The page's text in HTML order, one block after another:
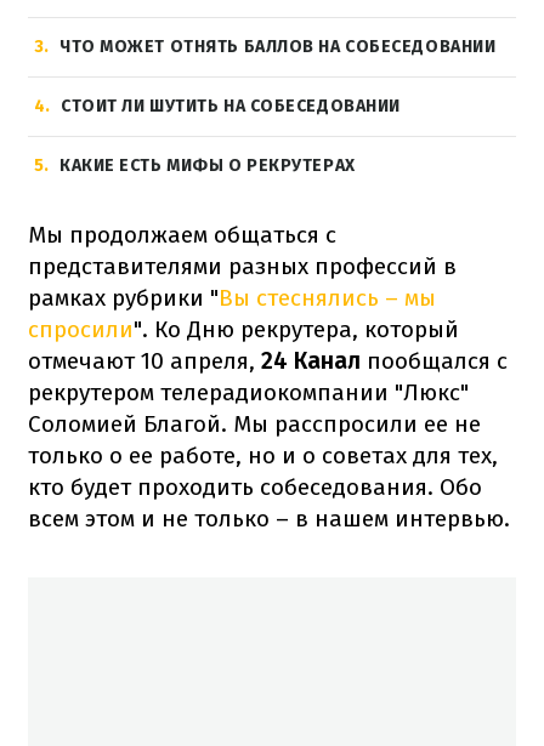
3 ЧТО МОЖЕТ ОТНЯТЬ БАЛЛОВ НА СОБЕСЕДОВАНИИ
4 СТОИТ ЛИ ШУТИТЬ НА СОБЕСЕДОВАНИИ
5 КАКИЕ ЕСТЬ МИФЫ О РЕКРУТЕРАХ
Мы продолжаем общаться с
представителями разных профессий в
рамках рубрики "Вы стеснялись – мы
спросили". Ко Дню рекрутера, который
отмечают 10 апреля, 24 Канал пообщался с
рекрутером телерадиокомпании "Люкс"
Соломией Благой. Мы расспросили ее не
только о ее работе, но и о советах для тех,
кто будет проходить собеседования. Обо
всем этом и не только – в нашем интервью.